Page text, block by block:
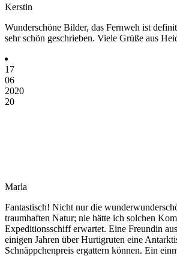
Kerstin
Wunderschöne Bilder, das Fernweh ist
sehr schön geschrieben. Viele Grüße aus
17
06
2020
20
Marla
Fantastisch! Nicht nur die
traumhaften Natur; nie hätte ich solchen
Expeditionsschiff erwartet. Eine Freundin
einigen Jahren über Hurtigruten eine
Schnäppchenpreis ergattern können. Ein